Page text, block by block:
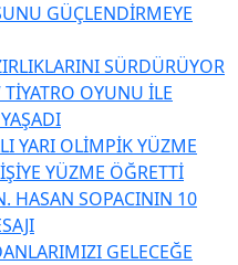
GÜÇLENDİRMEYE
SÜRDÜRÜYOR
OYUNU İLE
YARI OLİMPİK YÜZME
YÜZME ÖĞRETTİ
HASAN SOPACININ 10
GELECEĞE